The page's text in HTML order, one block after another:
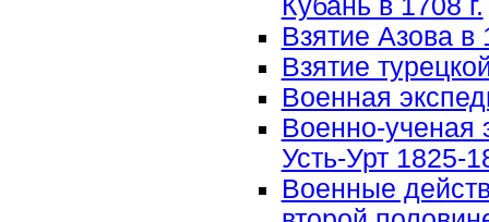
Взятие Азова в
Взятие
Военная
Военно-ученая
Усть-Урт 1825-
Военные